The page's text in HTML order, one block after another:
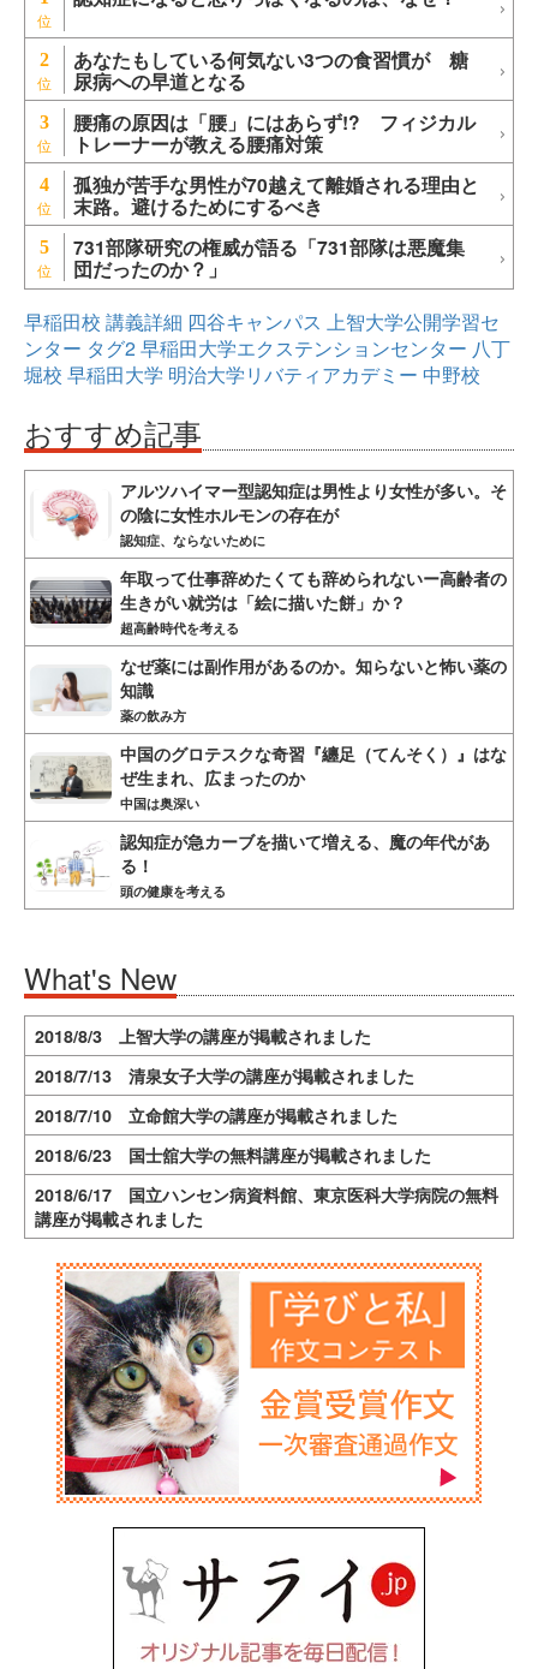
2 あなたもしている何気ない3つの食習慣が 糖
尿病への早道となる
3 腰痛の原因は「腰」にはあらず!? フィジカル
トレーナーが教える腰痛対策
4 孤独が苦手な男性が70越えて離婚される理由と
末路。避けるためにするべき
5 731部隊研究の権威が語る「731部隊は悪魔集
団だったのか？」
早稲田校 講義詳細 四谷キャンパス 上智大学公開学習セ
ンター タグ2早稲田大学エクステンションセンター 八丁
堀校 早稲田大学 明治大学リバティアカデミー 中野校
おすすめ記事
アルツハイマー型認知症は男性より女性が多い。そ
の陰に女性ホルモンの存在が
認知症、ならないために
年取って仕事辞めたくても辞められないー高齢者の
生きがい就労は「絵に描いた餅」か？
超高齢時代を考える
なぜ薬には副作用があるのか。知らないと怖い薬の
知識
薬の飲み方
中国のグロテスクな奇習『纏足（てんそく）』はな
ぜ生まれ、広まったのか
中国は奥深い
認知症が急カーブを描いて増える、魔の年代があ
る！
頭の健康を考える
What's New
2018/8/3 上智大学の講座が掲載されました
2018/7/13 清泉女子大学の講座が掲載されました
2018/7/10 立命館大学の講座が掲載されました
2018/6/23 国士舘大学の無料講座が掲載されました
2018/6/17 国立ハンセン病資料館、東京医科大学病院の無料
講座が掲載されました